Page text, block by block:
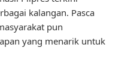
kalangan. Pasca
pun
yang menarik untuk